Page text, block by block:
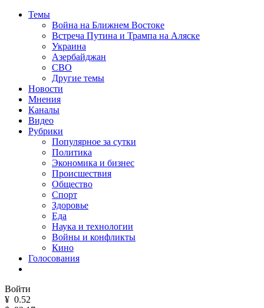
Темы
Война на Ближнем Востоке
Встреча Путина и Трампа на Аляске
Украина
Азербайджан
СВО
Другие темы
Новости
Мнения
Каналы
Видео
Рубрики
Популярное за сутки
Политика
Экономика и бизнес
Происшествия
Общество
Спорт
Здоровье
Еда
Наука и технологии
Войны и конфликты
Кино
Голосования
Войти
¥ 0.52